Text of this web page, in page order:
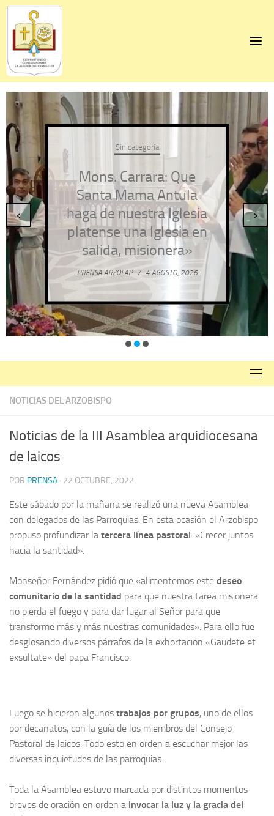
Skip
content
Sin categoría
Mons. Carrara: Que
Santa Mama Antula
haga de nuestra Iglesia
platense una Iglesia en
salida, misionera»
PRENSA ARZOLAP / 4 AGOSTO, 2026
‹ ›
NOTICIAS DEL ARZOBISPO
Noticias de la III Asamblea arquidiocesana
de laicos
POR PRENSA · 22 OCTUBRE, 2022
Este sábado por la mañana se realizó una nueva Asamblea
con delegados de las Parroquias. En esta ocasión el Arzobispo
propuso profundizar la tercera línea pastoral: «Crecer juntos
hacia la santidad».
Monseñor Fernández pidió que «alimentemos este deseo
comunitario de la santidad para que nuestra tarea misionera
no pierda el fuego y para dar lugar al Señor para que
transforme más y más nuestras comunidades». Para ello fue
desglosando diversos párrafos de la exhortación «Gaudete et
exsultate» del papa Francisco.
Luego se hicieron algunos trabajos por grupos, uno de ellos
por decanatos, con la guía de los miembros del Consejo
Pastoral de laicos. Todo esto en orden a escuchar mejor las
diversas inquietudes de las parroquias.
Toda la Asamblea estuvo marcada por distintos momentos
breves de oración en orden a invocar la luz y la gracia del